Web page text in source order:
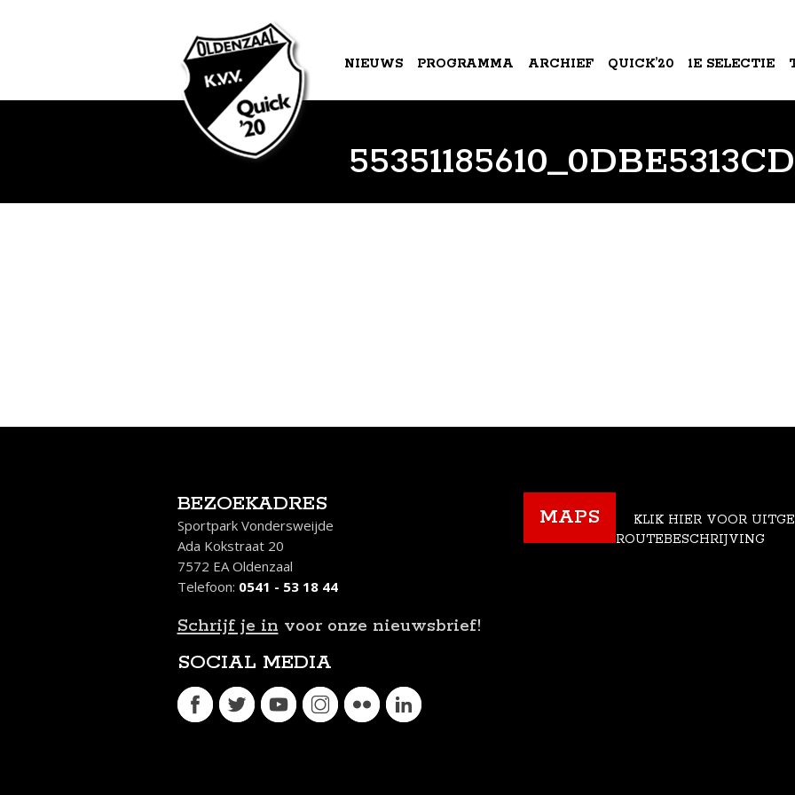
NIEUWS PROGRAMMA ARCHIEF QUICK’20 1E SELECTIE
BEZOEKADRES
Sportpark Vondersweijde
Ada Kokstraat 20
7572 EA Oldenzaal
Telefoon: 0541 - 53 18 44
Schrijf je in voor onze nieuwsbrief!
SOCIAL MEDIA
MAPS
KLIK HIER VOOR
ROUTEBESCHRIJVING